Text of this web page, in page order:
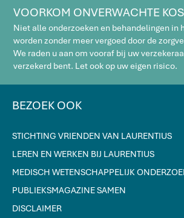
VOORKOM ONVERWACHTE
Niet alle onderzoeken en behandelingen in
worden zonder meer vergoed door de
We raden u aan om vooraf bij uw
verzekerd bent. Let ook op uw eigen risico.
BEZOEK OOK
STICHTING VRIENDEN VAN LAURENTIUS
LEREN EN WERKEN BIJ LAURENTIUS
MEDISCH WETENSCHAPPELIJK
PUBLIEKSMAGAZINE SAMEN
DISCLAIMER